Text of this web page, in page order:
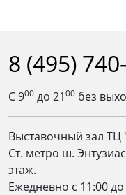
8 (495)
С 900 до 2100 без
Выставочный зал ТЦ
Ст. метро ш.
этаж.
Ежедневно c 11:00 до